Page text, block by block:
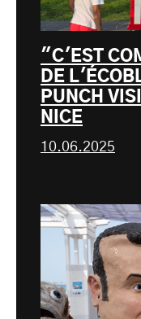
"C'EST
DE
PUNCH
NICE
10.06.2025